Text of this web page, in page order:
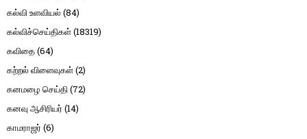
கல்வி உளவியல் (84)
கல்விச்செய்திகள்(18319)
கவிதை(64)
கற்றல் விளைவுகள்(2)
கனமழை செய்தி(72)
கனவு ஆசிரியர் (14)
காமராஜர் (6)